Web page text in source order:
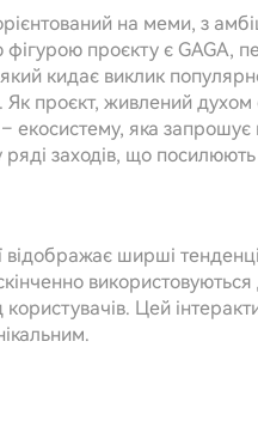
на меми, з
проєкту є GAGA,
кидає виклик
проєкт, живлений духом
екосистему, яка запрошує
заходів, що посилюють
ширші
Цей